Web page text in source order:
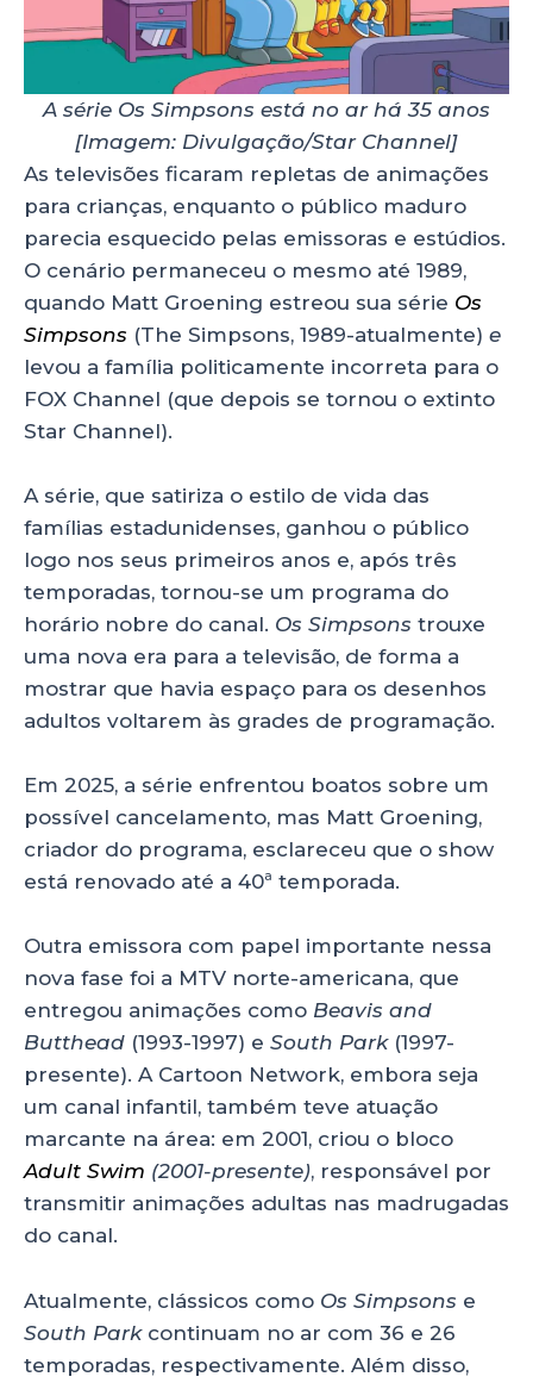
A série Os Simpsons está no ar há 35 anos
[Imagem: Divulgação/Star Channel]
As televisões ficaram repletas de animações
para crianças, enquanto o público maduro
parecia esquecido pelas emissoras e estúdios.
O cenário permaneceu o mesmo até 1989,
quando Matt Groening estreou sua série Os
Simpsons (The Simpsons, 1989-atualmente) e
levou a família politicamente incorreta para o
FOX Channel (que depois se tornou o extinto
Star Channel).
A série, que satiriza o estilo de vida das
famílias estadunidenses, ganhou o público
logo nos seus primeiros anos e, após três
temporadas, tornou-se um programa do
horário nobre do canal. Os Simpsons trouxe
uma nova era para a televisão, de forma a
mostrar que havia espaço para os desenhos
adultos voltarem às grades de programação.
Em 2025, a série enfrentou boatos sobre um
possível cancelamento, mas Matt Groening,
criador do programa, esclareceu que o show
está renovado até a 40ª temporada.
Outra emissora com papel importante nessa
nova fase foi a MTV norte-americana, que
entregou animações como Beavis and
Butthead (1993-1997) e South Park (1997-
presente). A Cartoon Network, embora seja
um canal infantil, também teve atuação
marcante na área: em 2001, criou o bloco
Adult Swim (2001-presente), responsável por
transmitir animações adultas nas madrugadas
do canal.
Atualmente, clássicos como Os Simpsons e
South Parkcontinuam no ar com 36 e 26
temporadas, respectivamente. Além disso,